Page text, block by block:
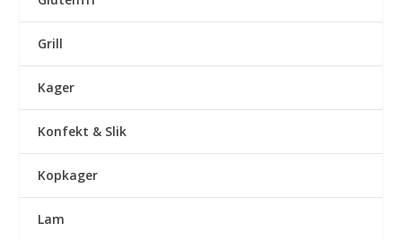
Grill
Kager
Konfekt & Slik
Kopkager
Lam